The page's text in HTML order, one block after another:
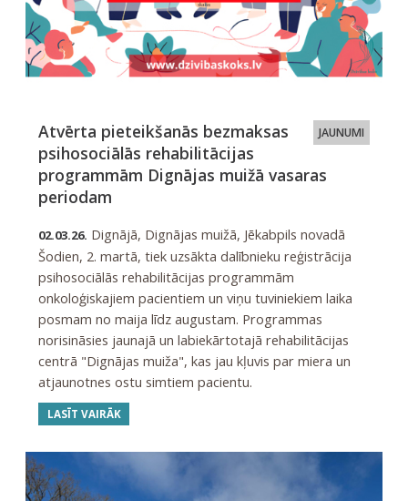
JAUNUMI
Atvērta pieteikšanās bezmaksas
psihosociālās rehabilitācijas
programmām Dignājas muižā vasaras
periodam
02.03.26. Dignājā, Dignājas muižā, Jēkabpils novadā
Šodien, 2. martā, tiek uzsākta dalībnieku reģistrācija
psihosociālās rehabilitācijas programmām
onkoloģiskajiem pacientiem un viņu tuviniekiem laika
posmam no maija līdz augustam. Programmas
norisināsies jaunajā un labiekārtotajā rehabilitācijas
centrā "Dignājas muiža", kas jau kļuvis par miera un
atjaunotnes ostu simtiem pacientu.
LASĪT VAIRĀK